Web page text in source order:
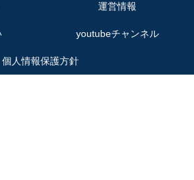
運営情報
youtubeチャンネル
個人情報保護方針